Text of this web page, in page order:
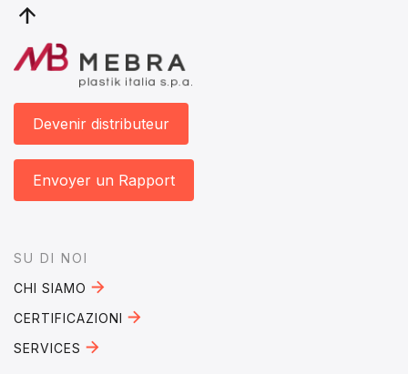
Devenir distributeur
Envoyer un Rapport
Footer
SU DI NOI
CHI SIAMO
CERTIFICAZIONI
SERVICES